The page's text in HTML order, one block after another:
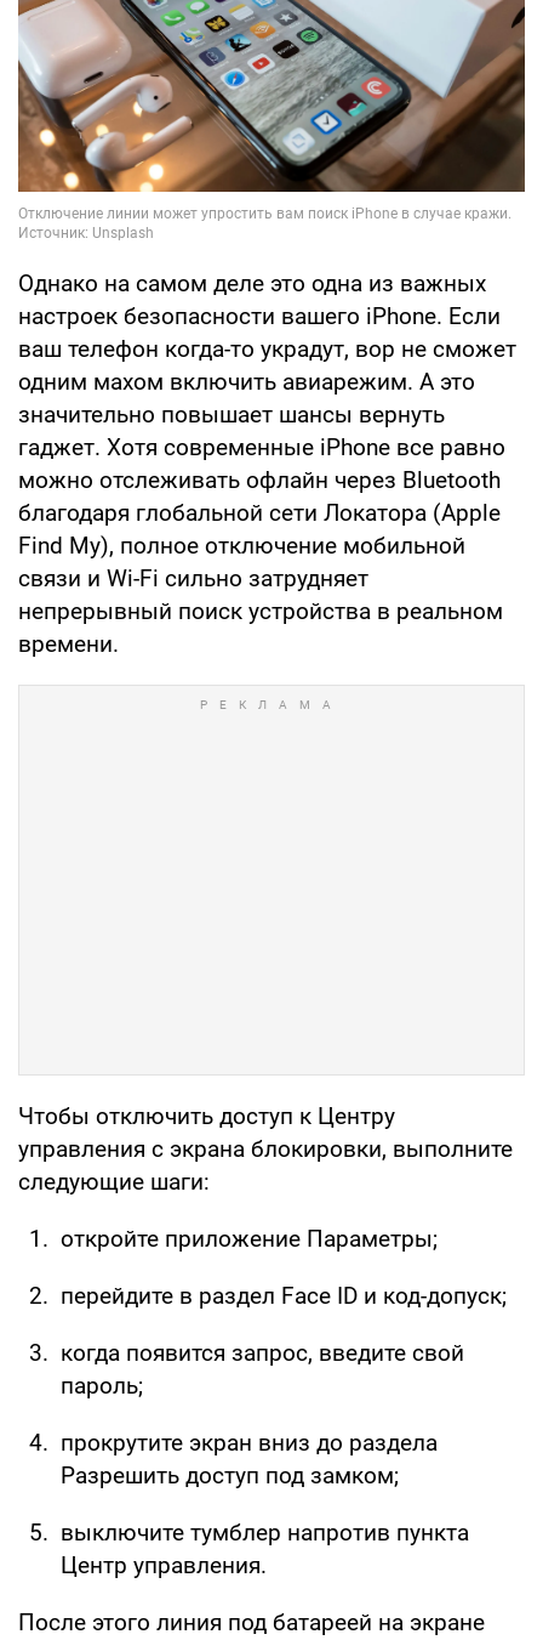
Однако на самом деле это одна из важных
настроек безопасности вашего iPhone. Если
ваш телефон когда-то украдут, вор не сможет
одним махом включить авиарежим. А это
значительно повышает шансы вернуть
гаджет. Хотя современные iPhone все равно
можно отслеживать офлайн через Bluetooth
благодаря глобальной сети Локатора (Apple
Find My), полное отключение мобильной
связи и Wi-Fi сильно затрудняет
непрерывный поиск устройства в реальном
времени.
Чтобы отключить доступ к Центру
управления с экрана блокировки, выполните
следующие шаги:
откройте приложение Параметры;
перейдите в раздел Face ID и код-допуск;
когда появится запрос, введите свой
пароль;
прокрутите экран вниз до раздела
Разрешить доступ под замком;
выключите тумблер напротив пункта
Центр управления.
После этого линия под батареей на экране